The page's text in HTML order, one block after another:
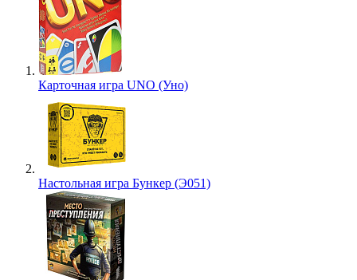
Карточная игра UNO (Уно)
Настольная игра Бункер (Э051)